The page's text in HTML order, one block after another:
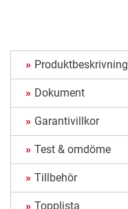
Produktbeskrivning
Dokument
Garantivillkor
Test & omdöme
Tillbehör
Topplista